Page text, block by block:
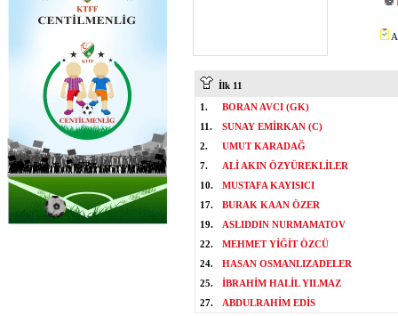
İlk 11
1.
BORAN AVCI (GK)
11.
SUNAY EMİRKAN (C)
2.
UMUT KARADAĞ
7.
ALİ AKIN ÖZYÜREKLİLER
10.
MUSTAFA KAYISICI
17.
BURAK KAAN ÖZER
19.
ASLIDDIN NURMAMATOV
22.
MEHMET YİĞİT ÖZCÜ
24.
HASAN OSMANLIZADELER
25.
İBRAHİM HALİL YILMAZ
27.
ABDULRAHİM EDİS